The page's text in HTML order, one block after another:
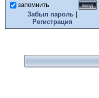
запомнить
Забыл пароль
Регистрация